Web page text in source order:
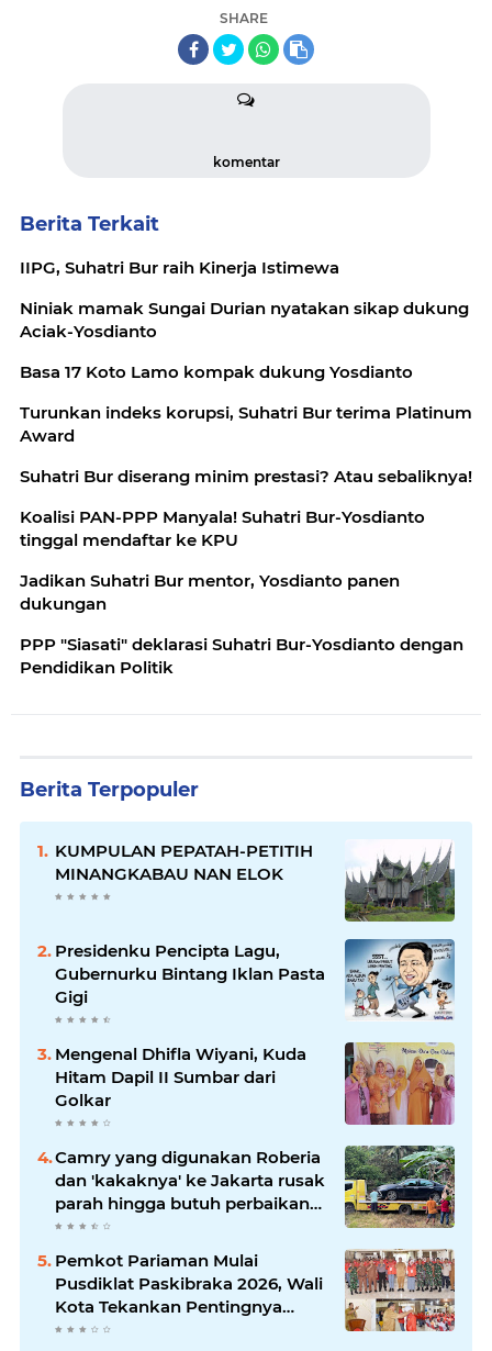
SHARE
komentar
Berita Terkait
IIPG, Suhatri Bur raih Kinerja Istimewa
Niniak mamak Sungai Durian nyatakan sikap dukung
Aciak-Yosdianto
Basa 17 Koto Lamo kompak dukung Yosdianto
Turunkan indeks korupsi, Suhatri Bur terima Platinum
Award
Suhatri Bur diserang minim prestasi? Atau sebaliknya!
Koalisi PAN-PPP Manyala! Suhatri Bur-Yosdianto
tinggal mendaftar ke KPU
Jadikan Suhatri Bur mentor, Yosdianto panen
dukungan
PPP "Siasati" deklarasi Suhatri Bur-Yosdianto dengan
Pendidikan Politik
Berita Terpopuler
KUMPULAN PEPATAH-PETITIH
MINANGKABAU NAN ELOK
Presidenku Pencipta Lagu,
Gubernurku Bintang Iklan Pasta
Gigi
Mengenal Dhifla Wiyani, Kuda
Hitam Dapil II Sumbar dari
Golkar
Camry yang digunakan Roberia
dan 'kakaknya' ke Jakarta rusak
parah hingga butuh perbaikan
200 juta
Pemkot Pariaman Mulai
Pusdiklat Paskibraka 2026, Wali
Kota Tekankan Pentingnya
Disiplin